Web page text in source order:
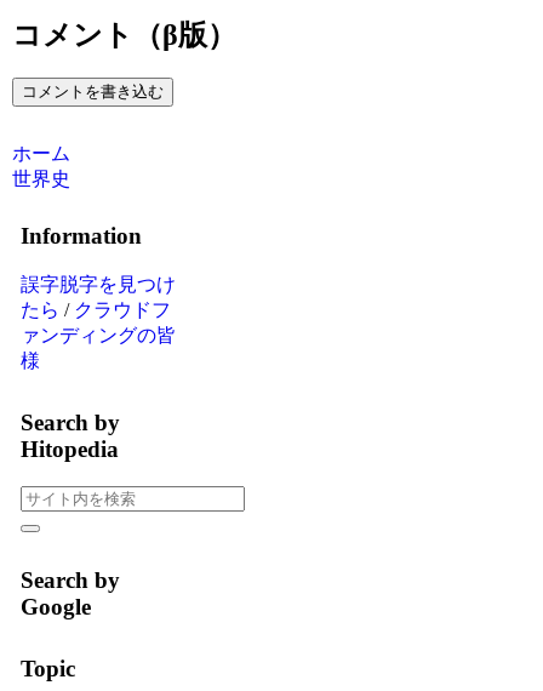
コメント（β版）
コメントを書き込む
ホーム
世界史
Information
誤字脱字を見つけ
たら / クラウドフ
ァンディングの皆
様
Search by
Hitopedia
Search by
Google
Topic